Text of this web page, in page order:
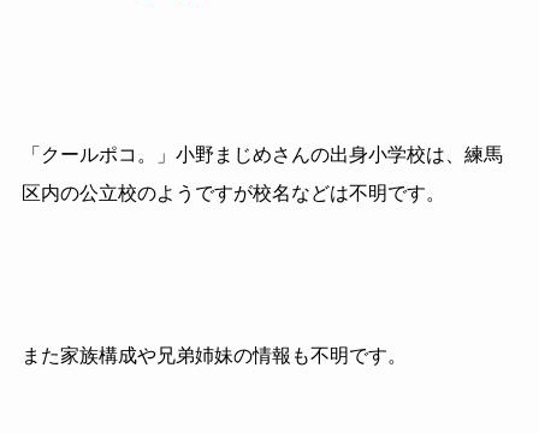
「クールポコ。」小野まじめさんの出身小学校は、練馬
区内の公立校のようですが校名などは不明です。
また家族構成や兄弟姉妹の情報も不明です。